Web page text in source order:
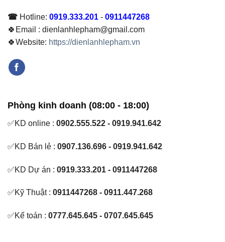
☎ Hotline: 0919.333.201 - 0911447268
🍀Email : dienlanhlepham@gmail.com
🍀Website: https://dienlanhlepham.vn
Phòng kinh doanh (08:00 - 18:00)
✅KD online : 0902.555.522 - 0919.941.642
✅KD Bán lẻ : 0907.136.696 - 0919.941.642
✅KD Dự án : 0919.333.201 - 0911447268
✅Kỹ Thuật : 0911447268 - 0911.447.268
✅Kế toán : 0777.645.645 - 0707.645.645